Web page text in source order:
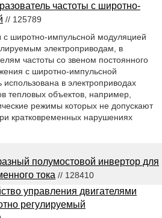
частоты с широтно-
// 125789
с широтно-импульсной модуляцией
электроприводам, в
частоты со звеном постоянного
с широтно-импульсной
в электроприводах
тепловых объектов, например,
режимы которых не допускают
кратковременных нарушениях
полумостовой инвертор для
тока // 128410
управления двигателями
регулируемый